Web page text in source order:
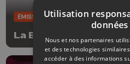
ÉMISSIONS
La Boîte à livres
Utilisation
données
Nous et nos partenaires
et des technologies
accéder à des informations